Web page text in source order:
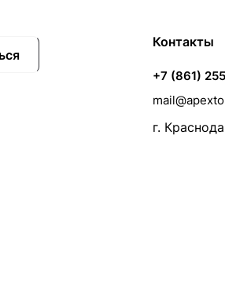
Контакты
+7 (861)
г.